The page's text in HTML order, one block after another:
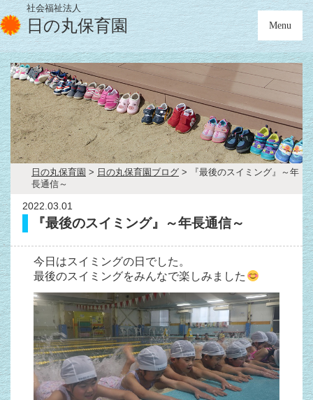
社会福祉法人
日の丸保育園 Menu
日の丸保育園 > 日の丸保育園ブログ >
『最後のスイミング』～年
長通信～
2022.03.01
『最後のスイミング』～年長通信～
今日はスイミングの日でした。
最後のスイミングをみんなで楽しみました